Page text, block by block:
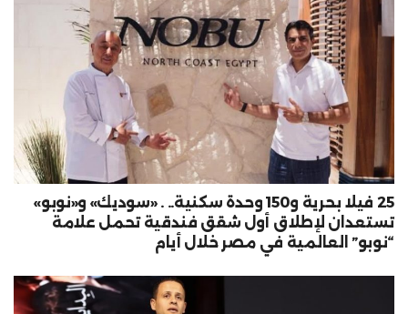
25 فيلا بحرية و150 وحدة سكنية.. . «سوديك» و«نوبو»
تستعدان لإطلاق أول شقق فندقية تحمل علامة
“نوبو” العالمية في مصر خلال أيام